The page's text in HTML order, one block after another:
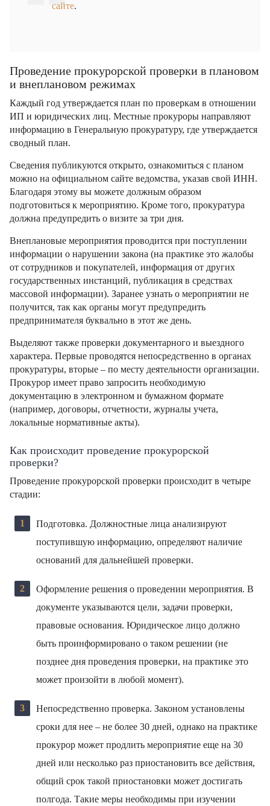
сайте.
Проведение прокурорской проверки в плановом
и внеплановом режимах
Каждый год утверждается план по проверкам в отношении
ИП и юридических лиц. Местные прокуроры направляют
информацию в Генеральную прокуратуру, где утверждается
сводный план.
Сведения публикуются открыто, ознакомиться с планом
можно на официальном сайте ведомства, указав свой ИНН.
Благодаря этому вы можете должным образом
подготовиться к мероприятию. Кроме того, прокуратура
должна предупредить о визите за три дня.
Внеплановые мероприятия проводится при поступлении
информации о нарушении закона (на практике это жалобы
от сотрудников и покупателей, информация от других
государственных инстанций, публикация в средствах
массовой информации). Заранее узнать о мероприятии не
получится, так как органы могут предупредить
предпринимателя буквально в этот же день.
Выделяют также проверки документарного и выездного
характера. Первые проводятся непосредственно в органах
прокуратуры, вторые – по месту деятельности организации.
Прокурор имеет право запросить необходимую
документацию в электронном и бумажном формате
(например, договоры, отчетности, журналы учета,
локальные нормативные акты).
Как происходит проведение прокурорской
проверки?
Проведение прокурорской проверки происходит в четыре
стадии:
Подготовка. Должностные лица анализируют
поступившую информацию, определяют наличие
оснований для дальнейшей проверки.
Оформление решения о проведении мероприятия. В
документе указываются цели, задачи проверки,
правовые основания. Юридическое лицо должно
быть проинформировано о таком решении (не
позднее дня проведения проверки, на практике это
может произойти в любой момент).
Непосредственно проверка. Законом установлены
сроки для нее – не более 30 дней, однако на практике
прокурор может продлить мероприятие еще на 30
дней или несколько раз приостановить все действия,
общий срок такой приостановки может достигать
полгода. Такие меры необходимы при изучении